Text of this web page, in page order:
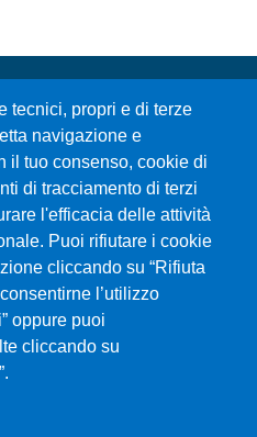
tecnici, propri e di terze
navigazione e
il tuo consenso, cookie di
di tracciamento di terzi
l'efficacia delle attività
Puoi rifiutare i cookie
cliccando su “Rifiuta
l’utilizzo
oppure puoi
cliccando su